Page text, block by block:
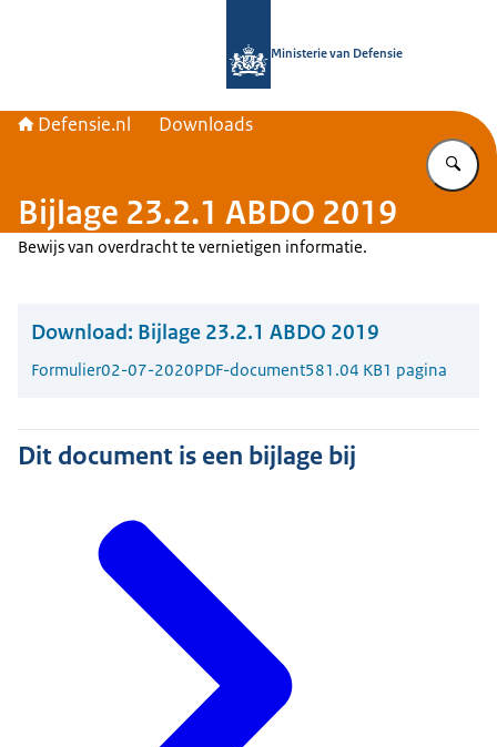
Ministerie van Defensie
Defensie.nl Downloads
Bijlage 23.2.1 ABDO 2019
Bewijs van overdracht te vernietigen informatie.
Download: Bijlage 23.2.1 ABDO 2019
Formulier02-07-2020PDF-document581.04 KB1 pagina
Dit document is een bijlage bij